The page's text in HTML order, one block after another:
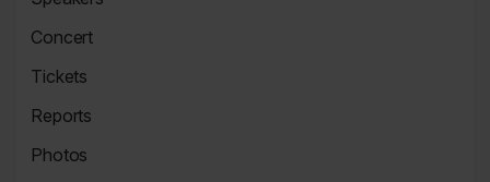
Page
Concert
Tickets
Page
Reports
Page
Photos